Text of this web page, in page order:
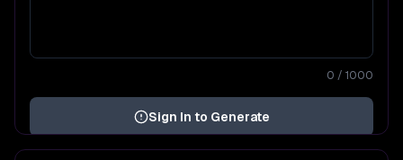
0 / 1000
Sign In to Generate